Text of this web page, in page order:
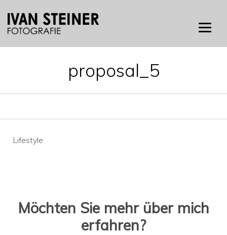
proposal_5
Beitragsnavigation
Lifestyle
Möchten Sie mehr über mich
erfahren?